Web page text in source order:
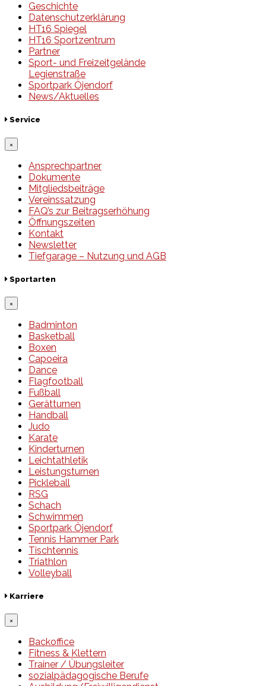
Geschichte
Datenschutzerklärung
HT16 Spiegel
HT16 Sportzentrum
Partner
Sport- und Freizeitgelände
Legienstraße
Sportpark Öjendorf
News/Aktuelles
Service
×
Ansprechpartner
Dokumente
Mitgliedsbeiträge
Vereinssatzung
FAQ’s zur Beitragserhöhung
Öffnungszeiten
Kontakt
Newsletter
Tiefgarage – Nutzung und AGB
Sportarten
×
Badminton
Basketball
Boxen
Capoeira
Dance
Flagfootball
Fußball
Gerätturnen
Handball
Judo
Karate
Kinderturnen
Leichtathletik
Leistungsturnen
Pickleball
RSG
Schach
Schwimmen
Sportpark Öjendorf
Tennis Hammer Park
Tischtennis
Triathlon
Volleyball
Karriere
×
Backoffice
Fitness & Klettern
Trainer / Übungsleiter
sozialpädagogische Berufe